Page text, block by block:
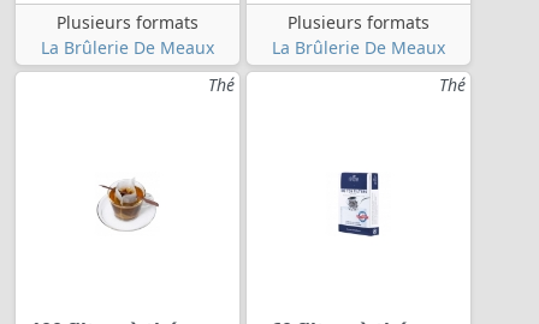
Plusieurs formats
La Brûlerie De Meaux
Plusieurs formats
La Brûlerie De Meaux
Thé
Thé